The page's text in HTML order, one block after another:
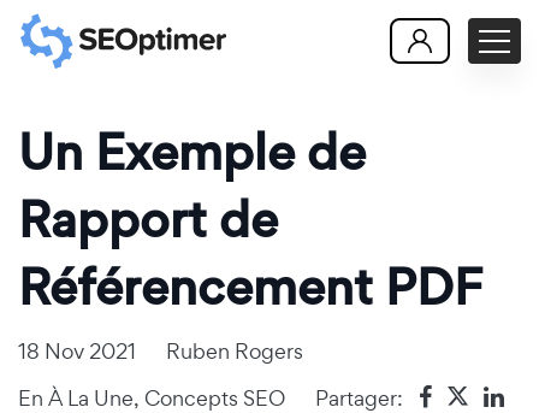
Un Exemple de
Rapport de
Référencement PDF
18 Nov 2021
Ruben Rogers
En À La Une, Concepts SEO Partager: